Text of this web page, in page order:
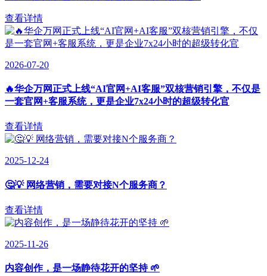
查看详情
2026-07-20
🔥华企万网正式上线“AI官网+AI客服”双核营销引擎，不仅是
一套官网+客服系统，更是企业7x24小时的超级转化官
查看详情
2025-12-24
🤔💡 网络营销，需要对接N个服务商？
查看详情
2025-11-26
内容创作，是一场静待花开的坚持 🌱